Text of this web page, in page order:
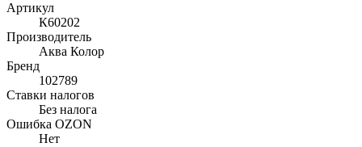
Артикул
К60202
Производитель
Аква Колор
Бренд
102789
Ставки налогов
Без налога
Ошибка OZON
Нет